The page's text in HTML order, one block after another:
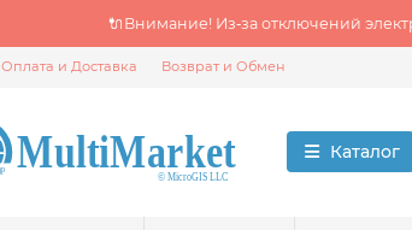
🔌Внимание! Из‑за отключений
Оплата и Доставка Возврат и Обмен
Каталог